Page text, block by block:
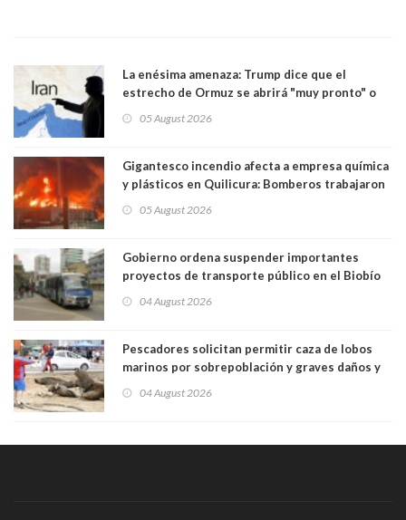
La enésima amenaza: Trump dice que el
estrecho de Ormuz se abrirá "muy pronto" o
05 August 2026
Gigantesco incendio afecta a empresa química
y plásticos en Quilicura: Bomberos trabajaron
05 August 2026
Gobierno ordena suspender importantes
proyectos de transporte público en el Biobío
04 August 2026
Pescadores solicitan permitir caza de lobos
marinos por sobrepoblación y graves daños y
04 August 2026